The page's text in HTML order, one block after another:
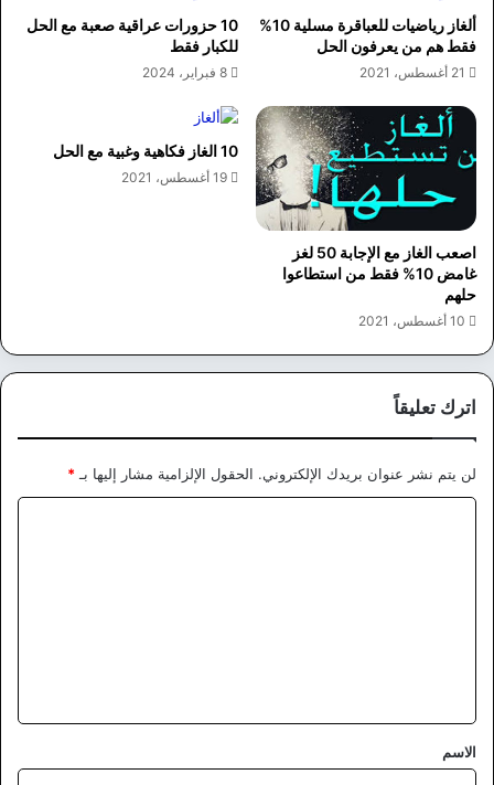
ألغاز رياضيات للعباقرة مسلية 10%
فقط هم من يعرفون الحل
21 أغسطس، 2021
10 حزورات عراقية صعبة مع الحل
للكبار فقط
8 فبراير، 2024
اصعب الغاز مع الإجابة 50 لغز
غامض 10% فقط من استطاعوا
حلهم
10 أغسطس، 2021
10 الغاز فكاهية وغبية مع الحل
19 أغسطس، 2021
اترك تعليقاً
لن يتم نشر عنوان بريدك الإلكتروني. الحقول الإلزامية مشار إليها بـ*
*
الاسم